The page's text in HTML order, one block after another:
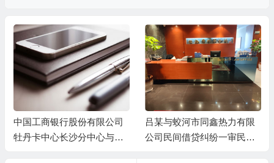
中国工商银行股份有限公司
牡丹卡中心长沙分中心与谷
吕某与蛟河市同鑫热力有限
公司民间借贷纠纷一审民事